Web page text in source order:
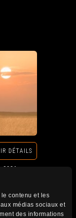
contenu et les
médias sociaux et
des informations
DÉTAILS
2026